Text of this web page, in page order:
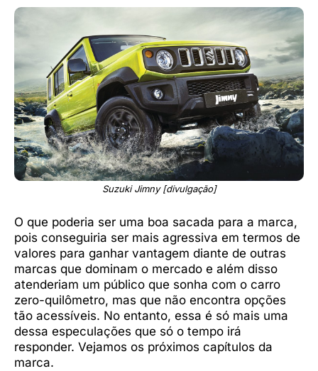
Suzuki Jimny [divulgação]
O que poderia ser uma boa sacada para a marca,
pois conseguiria ser mais agressiva em termos de
valores para ganhar vantagem diante de outras
marcas que dominam o mercado e além disso
atenderiam um público que sonha com o carro
zero-quilômetro, mas que não encontra opções
tão acessíveis. No entanto, essa é só mais uma
dessa especulações que só o tempo irá
responder. Vejamos os próximos capítulos da
marca.